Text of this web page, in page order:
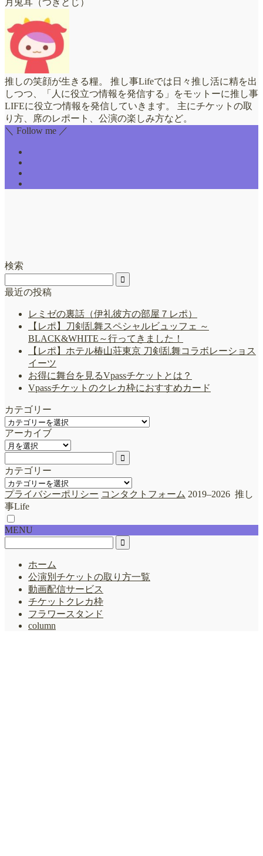
推しの笑顔が生きる糧。 推し事Lifeでは日々推し活に精を出
しつつ、「人に役立つ情報を発信する」をモットーに推し事
LIFEに役立つ情報を発信していきます。 主にチケットの取
り方、席のレポート、公演の楽しみ方など。
＼ Follow me ／
検索
最近の投稿
レミゼの裏話（伊礼彼方の部屋７レポ）
【レポ】刀剣乱舞スペシャルビュッフェ ～
BLACK&WHITE～行ってきました！
【レポ】ホテル椿山荘東京 刀剣乱舞コラボレーショス
イーツ
お得に舞台を見るVpassチケットとは？
Vpassチケットのクレカ枠におすすめカード
カテゴリー
カ
テ
ゴ
ー
アーカイブ
ア
カ
イ
ブ
カテゴリー
カ
テ
ゴ
リ
ー
プライバシーポリシー コンタクトフォーム 2019–2026 推し
事Life
MENU
ホーム
公演別チケットの取り方一覧
動画配信サービス
チケットクレカ枠
フラワースタンド
column